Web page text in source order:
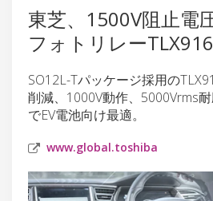
東芝、1500V阻止電
フォトリレー
SO12L-Tパッケージ採用の
削減、1000V動作、5000Vrms
でEV電池向け最適。
www.global.toshiba